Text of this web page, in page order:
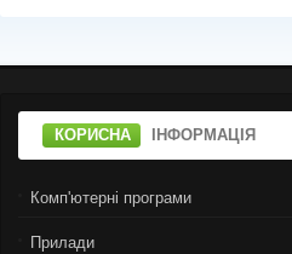
КОРИСНА ІНФОРМАЦІЯ
Комп'ютерні програми
Прилади